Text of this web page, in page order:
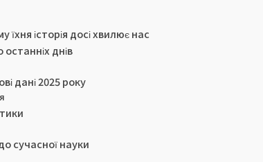
їхня історія досі хвилює нас
днів
дані 2025 року
сучасної науки